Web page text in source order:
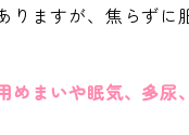
りますが、焦らずに
めまいや眠気、多尿